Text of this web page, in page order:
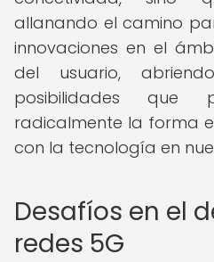
allanando el camino
innovaciones en el
del usuario,
posibilidades que
radicalmente la forma
con la tecnología en
Desafíos en el
redes 5G